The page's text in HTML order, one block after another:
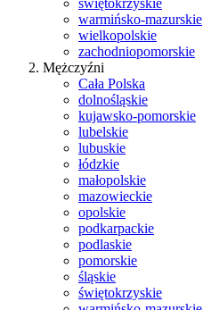
świętokrzyskie
warmińsko-mazurskie
wielkopolskie
zachodniopomorskie
Mężczyźni
Cała Polska
dolnośląskie
kujawsko-pomorskie
lubelskie
lubuskie
łódzkie
małopolskie
mazowieckie
opolskie
podkarpackie
podlaskie
pomorskie
śląskie
świętokrzyskie